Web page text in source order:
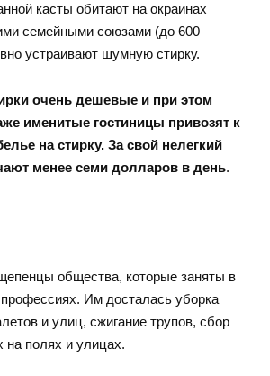
касты обитают на окраинах
семейными союзами (до 600
устраивают шумную стирку.
очень дешевые и при этом
именитые гостиницы привозят к
на стирку. За свой нелегкий
менее семи долларов в день.
общества, которые заняты в
Им досталась уборка
и улиц, сжигание трупов, сбор
полях и улицах.